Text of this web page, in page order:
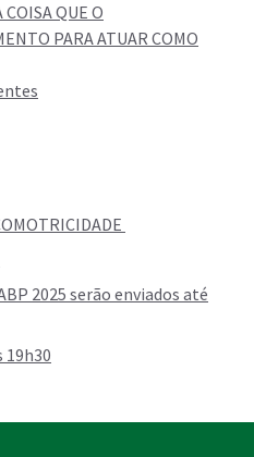
QUE O
PARA ATUAR COMO
2025 serão enviados até
19h30